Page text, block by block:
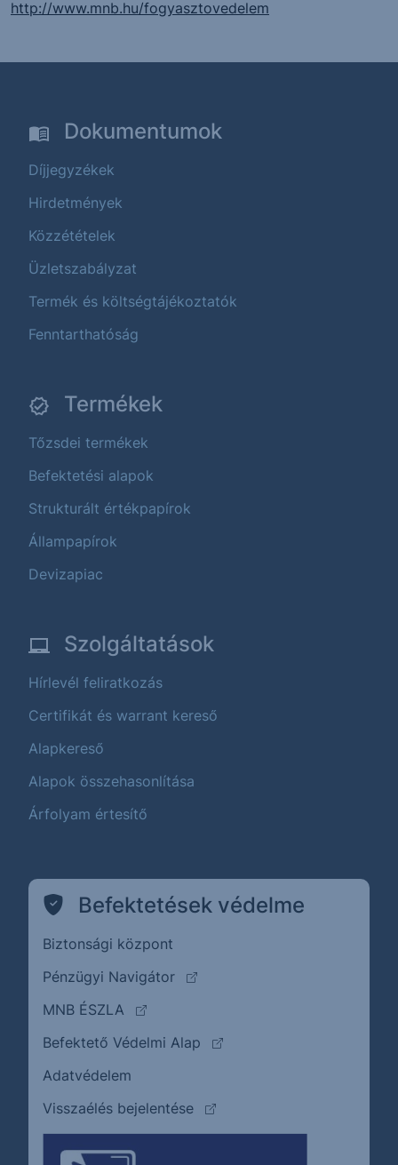
http://www.mnb.hu/fogyasztovedelem
Dokumentumok
Díjjegyzékek
Hirdetmények
Közzétételek
Üzletszabályzat
Termék és költségtájékoztatók
Fenntarthatóság
Termékek
Tőzsdei termékek
Befektetési alapok
Strukturált értékpapírok
Állampapírok
Devizapiac
Szolgáltatások
Hírlevél feliratkozás
Certifikát és warrant kereső
Alapkereső
Alapok összehasonlítása
Árfolyam értesítő
Befektetések védelme
Biztonsági központ
Pénzügyi Navigátor
(külső oldalra ugrik)
MNB ÉSZLA
(külső oldalra ugrik)
Befektető Védelmi Alap
(külső oldalra ugrik)
Adatvédelem
Visszaélés bejelentése
(külső oldalra ugrik)